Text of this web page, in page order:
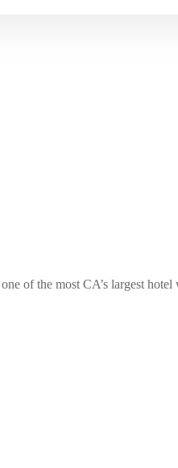
of the most CA’s largest